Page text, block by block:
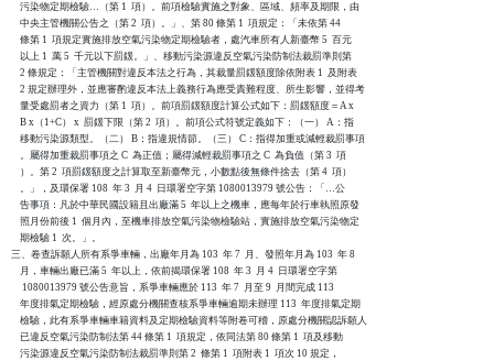
    污染物定期檢驗…（第 1  項）。前項檢驗實施之對象、區域、頻率及期限，由
    中央主管機關公告之（第 2  項）。」、第 80 條第 1  項規定：「未依第 44
    條第 1  項規定實施排放空氣污染物定期檢驗者，處汽車所有人新臺幣 5  百元
    以上 1  萬 5  千元以下罰鍰。」、移動污染源違反空氣污染防制法裁罰準則第
    2 條規定：「主管機關對違反本法之行為，其裁量罰鍰額度除依附表 1  及附表
    2 規定辦理外，並應審酌違反本法上義務行為應受責難程度、所生影響，並得考
    量受處罰者之資力（第 1  項）。前項罰鍰額度計算公式如下：罰鍰額度＝A x
    B x（1+C） x  罰鍰下限（第 2  項）。前項公式符號定義如下：（一） A：指
    移動污染源類型。（二） B：指違規情節。（三） C：指得加重或減輕裁罰事項
    。屬得加重裁罰事項之 C  為正值；屬得減輕裁罰事項之 C  為負值（第 3  項
    ）。第 2  項罰鍰額度之計算取至新臺幣元，小數點後無條件捨去（第 4  項）
    。」，及環保署 108  年 3  月 4  日環署空字第 1080013979 號公告：「…公
    告事項：凡於中華民國設籍且出廠滿 5  年以上之機車，應每年於行車執照原發
    照月份前後 1  個月內，至機車排放空氣污染物檢驗站，實施排放空氣污染物定
    期檢驗 1  次。」。
三、卷查訴願人所有系爭車輛，出廠年月為 103  年 7  月、發照年月為 103  年 8
    月，車輛出廠已滿 5  年以上，依前揭環保署 108  年 3  月 4  日環署空字第
     1080013979 號公告意旨，系爭車輛應於 113  年 7  月至 9  月間完成 113
    年度排氣定期檢驗，經原處分機關查核系爭車輛逾期未辦理 113  年度排氣定期
    檢驗，此有系爭車輛車籍資料及定期檢驗資料等附卷可稽，原處分機關認訴願人
    已違反空氣污染防制法第 44 條第 1  項規定，依同法第 80 條第 1  項及移動
    污染源違反空氣污染防制法裁罰準則第 2  條第 1  項附表 1  項次 10 規定，